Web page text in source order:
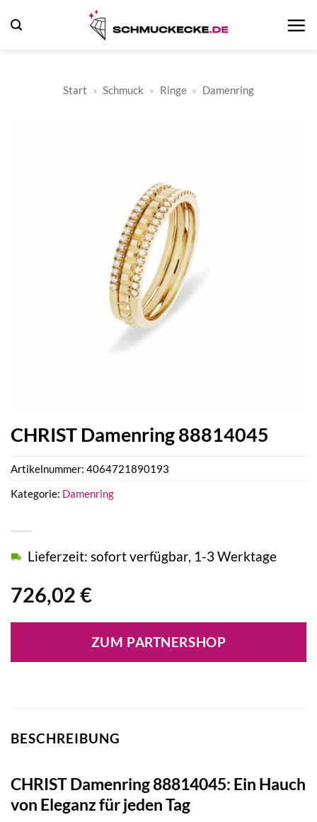
Inhalt
Start » Schmuck » Ringe » Damenring
CHRIST Damenring 88814045
726,02 €
Lieferzeit: sofort verfügbar, 1-3 Werktage
ZUM PARTNERSHOP
Artikelnummer: 4064721890193
Kategorie: Damenring
BESCHREIBUNG
CHRIST Damenring 88814045: Ein Hauch
von Eleganz für jeden Tag